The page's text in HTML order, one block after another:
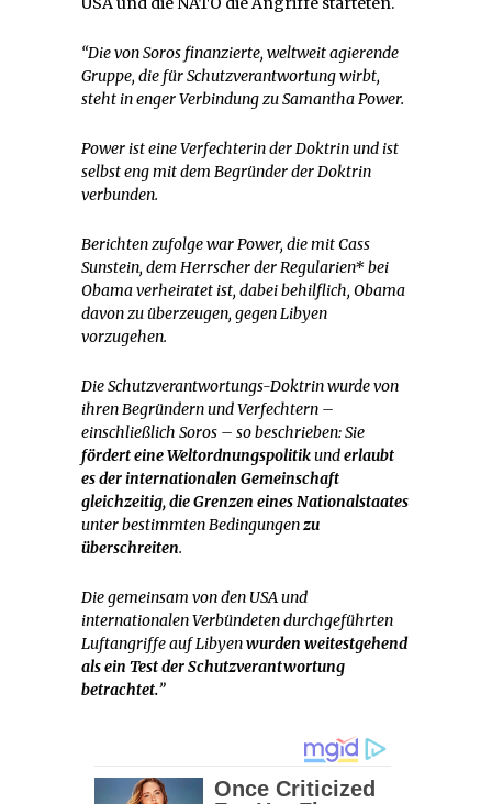
“Die von Soros finanzierte, weltweit agierende
Gruppe, die für Schutzverantwortung wirbt,
steht in enger Verbindung zu Samantha Power.
Power ist eine Verfechterin der Doktrin und ist
selbst eng mit dem Begründer der Doktrin
verbunden.
Berichten zufolge war Power, die mit Cass
Sunstein, dem Herrscher der Regularien* bei
Obama verheiratet ist, dabei behilflich, Obama
davon zu überzeugen, gegen Libyen
vorzugehen.
Die Schutzverantwortungs-Doktrin wurde von
ihren Begründern und Verfechtern –
einschließlich Soros – so beschrieben: Sie
fördert eine Weltordnungspolitikunderlaubt
es der internationalen Gemeinschaft
gleichzeitig, die Grenzen eines Nationalstaates
unter bestimmten Bedingungenzu
überschreiten.
Die gemeinsam von den USA und
internationalen Verbündeten durchgeführten
Luftangriffe auf Libyenwurden weitestgehend
als ein Test der Schutzverantwortung
betrachtet.”